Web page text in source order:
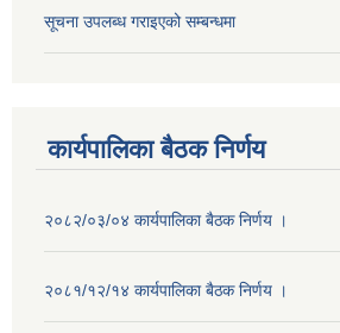
सूचना उपलब्ध गराइएको सम्बन्धमा
कार्यपालिका बैठक निर्णय
२०८२/०३/०४ कार्यपालिका बैठक निर्णय ।
२०८१/१२/१४ कार्यपालिका बैठक निर्णय ।